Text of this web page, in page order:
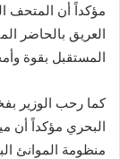
مؤكداً أن المتحف
العريق بالحاضر
المستقبل بقوة
كما رحب الوزير
البحري مؤكداً أن
منظومة الموانئ